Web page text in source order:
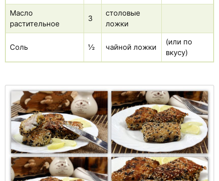
Масло
растительное
3
столовые
ложки
Соль ½ чайной ложки
(или по
вкусу)